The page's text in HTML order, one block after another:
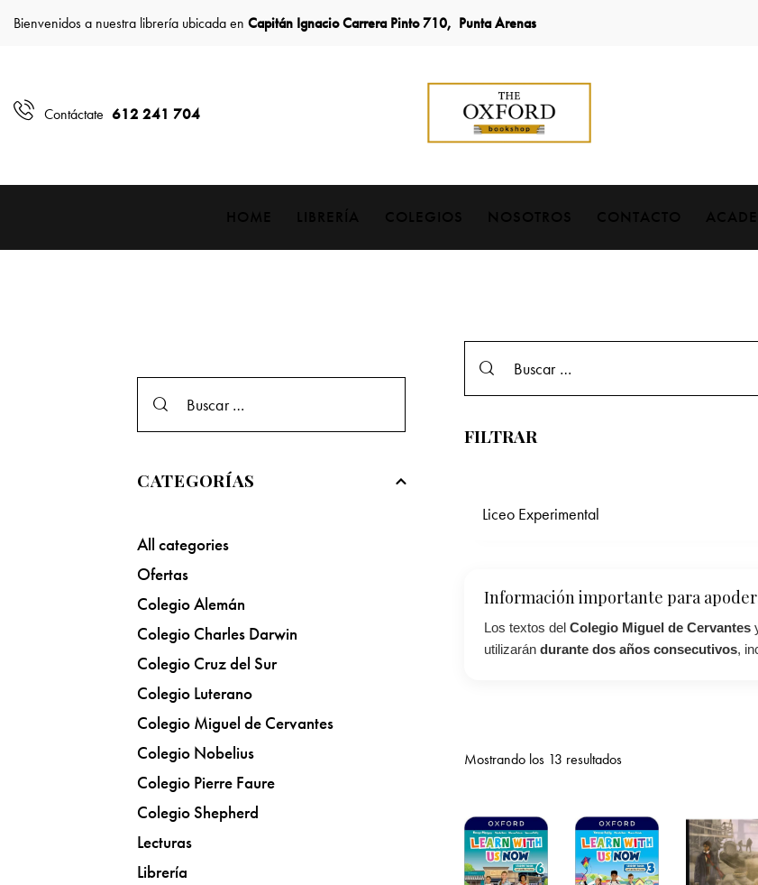
Bienvenidos a nuestra librería ubicada en Capitán Ignacio Carrera Pinto 710, Punta Arenas
Contáctate 612 241 704
FILTRAR
Liceo Experimental
Información importante para
Los textos del Colegio Miguel de Cervantes
utilizarán durante dos años consecutivos,
Mostrando los 13 resultados
CATEGORÍAS
All categories
Ofertas
Colegio Alemán
Colegio Charles Darwin
Colegio Cruz del Sur
Colegio Luterano
Colegio Miguel de Cervantes
Colegio Nobelius
Colegio Pierre Faure
Colegio Shepherd
Lecturas
Librería